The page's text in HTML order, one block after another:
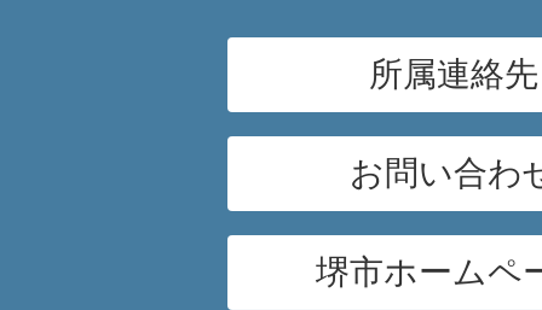
所属連絡先
お問い合わ
堺市ホームペ